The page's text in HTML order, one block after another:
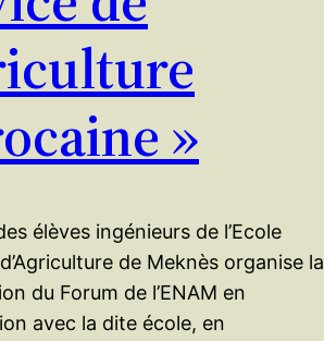
»
élèves ingénieurs de l’Ecole
de Meknès organise la
du Forum de l’ENAM en
avec la dite école, en